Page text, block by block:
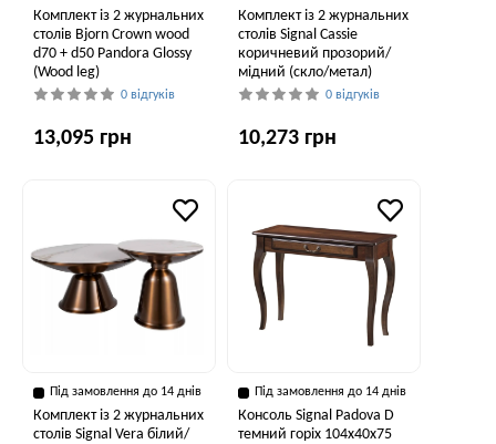
Комплект із 2 журнальних
столів Bjorn Crown wood
d70 + d50 Pandora Glossy
(Wood leg)
0 відгуків
13,095 грн
Комплект із 2 журнальних
столів Signal Cassie
коричневий прозорий/
мідний (скло/метал)
0 відгуків
10,273 грн
Під замовлення до 14 днів
Комплект із 2 журнальних
столів Signal Vera білий/
Під замовлення до 14 днів
Консоль Signal Padova D
темний горіх 104х40х75